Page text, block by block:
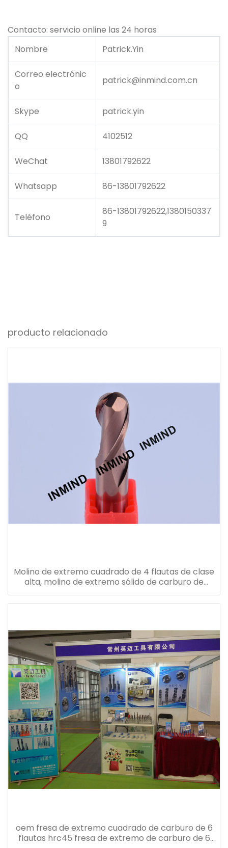
Contacto: servicio online las 24 horas
Nombre
Patrick.Yin
Correo electrónic
o
patrick@inmind.com.cn
Skype patrick.yin
QQ 4102512
WeChat 13801792622
Whatsapp 86-13801792622
Teléfono
86-13801792622,1380150337
9
producto relacionado
Molino de extremo cuadrado de 4 flautas de clase
alta, molino de extremo sólido de carburo de
tungsteno
oem fresa de extremo cuadrado de carburo de 6
flautas hrc45 fresa de extremo de carburo de 6